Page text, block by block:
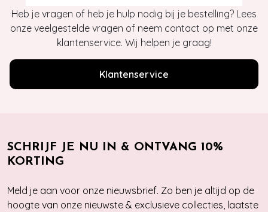
Heb je vragen of heb je hulp nodig bij je bestelling? Lees
onze veelgestelde vragen of neem contact op met onze
klantenservice. Wij helpen je graag!
Klantenservice
SCHRIJF JE NU IN & ONTVANG 10%
KORTING
Meld je aan voor onze nieuwsbrief. Zo ben je altijd op de
hoogte van onze nieuwste & exclusieve collecties, laatste